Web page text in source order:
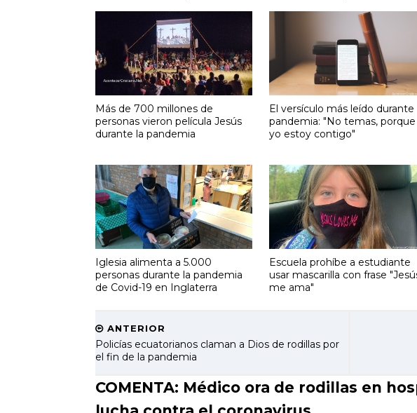
Más de 700 millones de
personas vieron película Jesús
durante la pandemia
El versículo más leído durante
pandemia: "No temas, porque
yo estoy contigo"
Iglesia alimenta a 5.000
personas durante la pandemia
de Covid-19 en Inglaterra
Escuela prohíbe a estudiante
usar mascarilla con frase
me ama"
ANTERIOR
Policías ecuatorianos claman a Dios de rodillas por
el fin de la pandemia
COMENTA: Médico ora de rodillas en